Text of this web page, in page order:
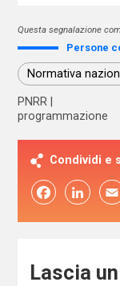
Questa segnalazione
Persone
Normativa
PNRR
programmazione
Condividi e
FacebookLinkedIn
Lascia